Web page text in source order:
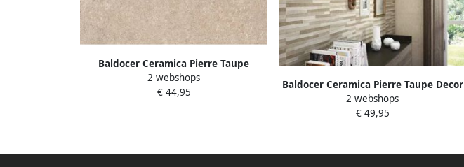
Baldocer Ceramica Pierre Taupe
wandtegel 30x60cm 10mm
gerectificeerd Natuursteen look mat
2 webshops
€ 44,95
Baldocer Ceramica Pierre Taupe Decor
wandtegel 30x60cm 10mm Rechthoek
gerectificeerd Natuursteen look mat
2 webshops
€ 49,95